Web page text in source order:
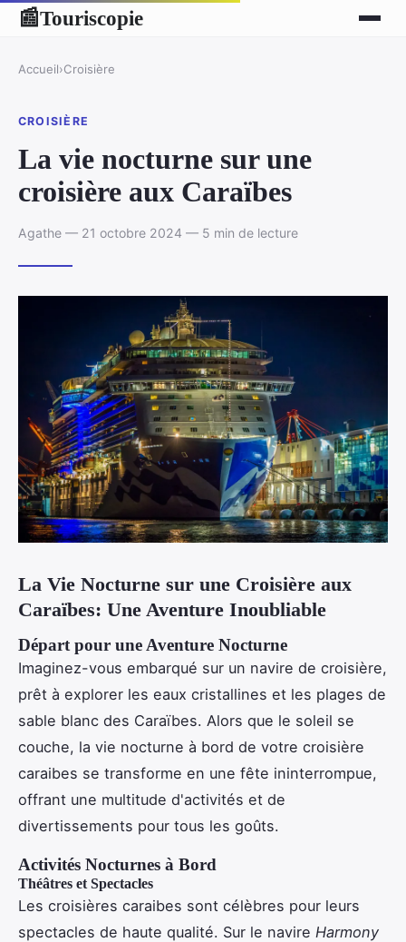
📰Touriscopie
Accueil›Croisière
CROISIÈRE
La vie nocturne sur une
croisière aux Caraïbes
Agathe — 21 octobre 2024 — 5 min de lecture
La Vie Nocturne sur une Croisière aux
Caraïbes: Une Aventure Inoubliable
Départ pour une Aventure Nocturne
Imaginez-vous embarqué sur un navire de croisière,
prêt à explorer les eaux cristallines et les plages de
sable blanc des Caraïbes. Alors que le soleil se
couche, la vie nocturne à bord de votre croisière
caraibes se transforme en une fête ininterrompue,
offrant une multitude d'activités et de
divertissements pour tous les goûts.
Activités Nocturnes à Bord
Théâtres et Spectacles
Les croisières caraibes sont célèbres pour leurs
spectacles de haute qualité. Sur le navire Harmony